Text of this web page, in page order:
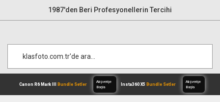
1987'den Beri Profesyonellerin Tercihi